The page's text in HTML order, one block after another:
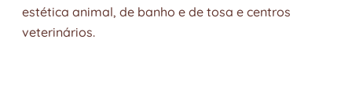
estética animal, de banho e de tosa e centros
veterinários.